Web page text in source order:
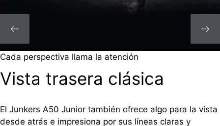
Vista trasera clásica
Cada perspectiva llama la atención
El Junkers A50 Junior también ofrece algo para la vista
desde atrás e impresiona por sus líneas claras y